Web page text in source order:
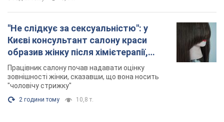
Відео
Водія звільнили після конфлікту з пасажирами
та образ військових
8 годин тому 8,4 т.
"Не слідкує за сексуальністю": у
Києві консультант салону краси
образив жінку після хімієтерапії,
розгорівся скандал. Фото